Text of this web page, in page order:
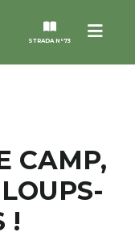
Menu
STRADA N°73
CAMP,
!